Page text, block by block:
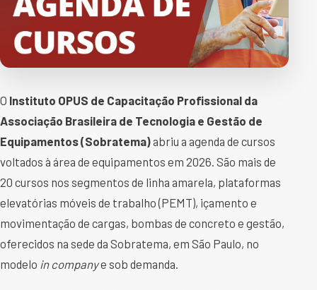
O Instituto OPUS de Capacitação Profissional da
Associação Brasileira de Tecnologia e Gestão de
Equipamentos (Sobratema)abriu a agenda de cursos
voltados à área de equipamentos em 2026. São mais de
20 cursos nos segmentos de linha amarela, plataformas
elevatórias móveis de trabalho (PEMT), içamento e
movimentação de cargas, bombas de concreto e gestão,
oferecidos na sede da Sobratema, em São Paulo, no
modelo in companye sob demanda.